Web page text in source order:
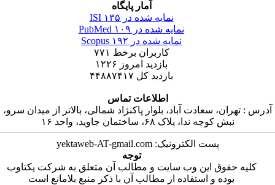
آمار پایگاه
نمایه شده در ISI ۱۳۵
نمایه شده در PubMed ۱۰۹
نمایه شده در Scopus ۱۹۲
کاربران برخط ۷۷۱
بازدید امروز ۱۲۲۶
بازدید کل ۴۴۸۸۷۴۱۷
اطلاعات تماس
آدرس : تهران، سعادت آباد، بلوار پاکنژاد شمالی، بالاتر از میدان سرو،
نبش کوچه ندا، پلاک ۶۸، ساختمان جاوید، واحد ۱۶
پست الکترونیک: yektaweb-AT-gmail.com
توجه
کلیه حقوق این وب سایت و مطالب آن متعلق به شرکت یکتاوب
بوده و استفاده از مطالب آن با ذکر منبع بلامانع است